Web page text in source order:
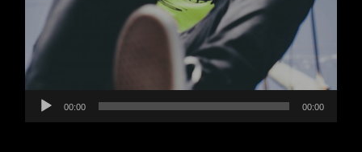
Audio
Player
00:00 00:00